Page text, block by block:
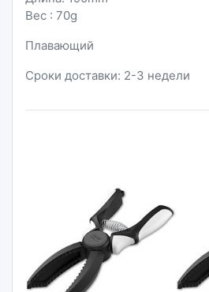
Вес : 70g
Плавающий
Сроки доставки: 2-3 недели